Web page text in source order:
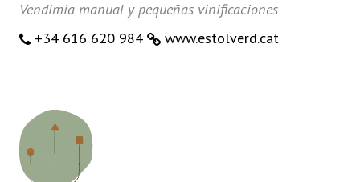
Vendimia manual y pequeñas vinificaciones
+34 616 620 984
www.estolverd.cat